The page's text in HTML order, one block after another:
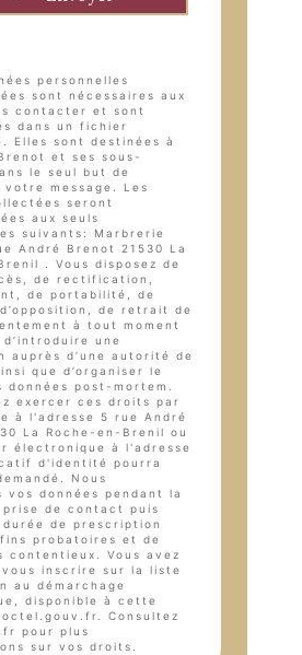
personnelles
sont nécessaires aux
contacter et sont
dans un fichier
Elles sont destinées à
et ses sous-
le seul but de
votre message. Les
seront
aux seuls
suivants: Marbrerie
André Brenot 21530 La
. Vous disposez de
de rectification,
de portabilité, de
de retrait de
à tout moment
une
auprès d’une autorité de
que d’organiser le
données post-mortem.
exercer ces droits par
à l'adresse 5 rue André
La Roche-en-Brenil ou
électronique à l'adresse
d'identité pourra
Nous
vos données pendant la
prise de contact puis
de prescription
probatoires et de
contentieux. Vous avez
inscrire sur la liste
au démarchage
disponible à cette
. Consultez
pour plus
sur vos droits.